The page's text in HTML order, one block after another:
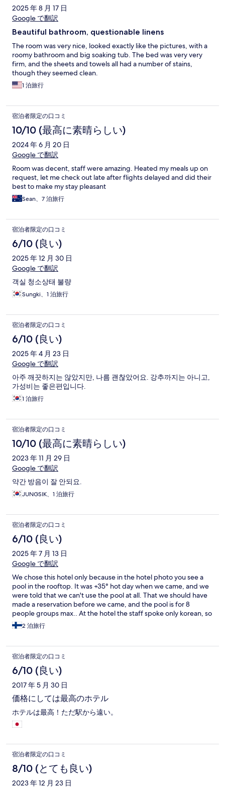
ミ
2025 年 8 月 17 日
Google で翻訳
Beautiful bathroom, questionable linens
The room was very nice, looked exactly like the pictures, with a
roomy bathroom and big soaking tub. The bed was very very
firm, and the sheets and towels all had a number of stains,
though they seemed clean.
1 泊旅行
宿泊者限定の口コミ
10/10 (最高に素晴らしい)
2024 年 6 月 20 日
Google で翻訳
Room was decent, staff were amazing. Heated my meals up on
request, let me check out late after flights delayed and did their
best to make my stay pleasant
Sean、7 泊旅行
宿泊者限定の口コミ
6/10 (良い)
2025 年 12 月 30 日
Google で翻訳
객실 청소상태 불량
Sungki、1 泊旅行
宿泊者限定の口コミ
6/10 (良い)
2025 年 4 月 23 日
Google で翻訳
아주 깨끗하지는 않았지만, 나름 괜찮았어요. 강추까지는 아니고,
가성비는 좋은편입니다.
1 泊旅行
宿泊者限定の口コミ
10/10 (最高に素晴らしい)
2023 年 11 月 29 日
Google で翻訳
약간 방음이 잘 안되요.
JUNGSIK、1 泊旅行
宿泊者限定の口コミ
6/10 (良い)
2025 年 7 月 13 日
Google で翻訳
We chose this hotel only because in the hotel photo you see a
pool in the rooftop. It was +35° hot day when we came, and we
were told that we can't use the pool at all. That we should have
made a reservation before we came, and the pool is for 8
people groups max.. At the hotel the staff spoke only korean, so
they communicated with us only with phone app! First night at
the hotel fire alarm started ringing at 05. My daughter did not
the hallway. So we dressed up quickly and ran to emergency
stairs from our room in the 6th floor. On the way I took the
flashlight from the room, but the stand where it was, fell on the
floor. In the emergency stairs first floor stairs/exit area was full of
stuff: vacuum cleaners, cleaning stuff etc. That is dangerous:
that area is not a storage space! Luckily the fire alarm was a false
one. Still we waited over 30min outside, when the firemen were
in. Room was nice, very clean and spacious. Though we were
very tired the 1st day there, because of the false fire alarm that
woke us so early that night.
2 泊旅行
宿泊者限定の口コミ
6/10 (良い)
2017 年 5 月 30 日
価格にしては最高のホテル
ホテルは最高！ただ駅から遠い。
宿泊者限定の口コミ
8/10 (とても良い)
2023 年 12 月 23 日